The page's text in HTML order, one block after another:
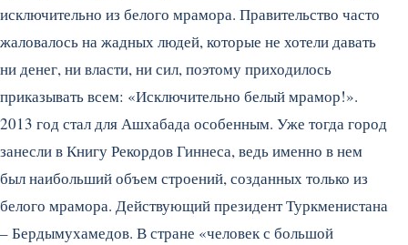
исключительно из белого мрамора. Правительство часто
жаловалось на жадных людей, которые не хотели давать
ни денег, ни власти, ни сил, поэтому приходилось
приказывать всем: «Исключительно белый мрамор!».
2013 год стал для Ашхабада особенным. Уже тогда город
занесли в Книгу Рекордов Гиннеса, ведь именно в нем
был наибольший объем строений, созданных только из
белого мрамора. Действующий президент Туркменистана
– Бердымухамедов. В стране «человек с большой